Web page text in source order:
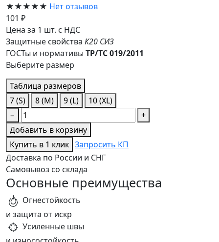
★★★★★ Нет отзывов
101 ₽
Цена за 1 шт. с НДС
Защитные свойства К20 СИЗ
ГОСТы и нормативы ТР/ТС 019/2011
Выберите размер
Таблица размеров
7 (S)
8 (M) 9 (L)
10 (XL)
−
+
Добавить в корзину
Купить в 1 клик Запросить КП
Доставка по России и СНГ
Самовывоз со склада
Основные преимущества
Огнестойкость
и защита от искр
Усиленные швы